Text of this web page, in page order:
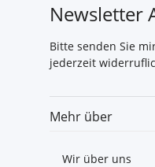
Newsletter
Bitte senden Sie
jederzeit
Mehr über
Wir über uns